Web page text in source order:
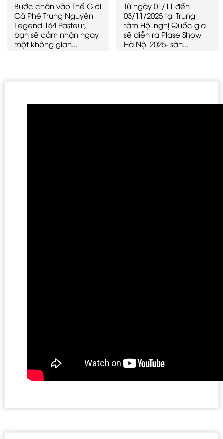
Bước chân vào Thế Giới
Cà Phê Trung Nguyên
Legend 164 Pasteur,
bạn sẽ cảm nhận ngay
một không gian...
Từ ngày 01/11 đến
03/11/2025 tại Trung
tâm Hội nghị Quốc gia
sẽ diễn ra Plase Show
Hà Nội 2025- sân...